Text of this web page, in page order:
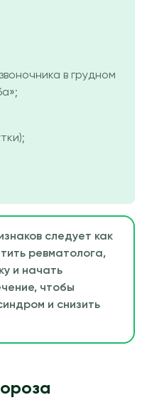
в грудном
следует как
ревматолога,
и начать
чтобы
и снизить